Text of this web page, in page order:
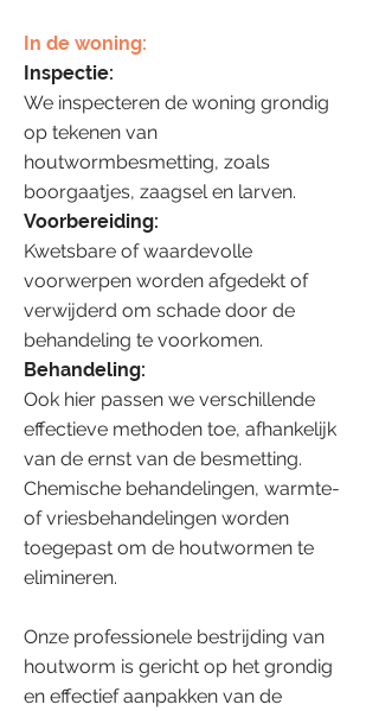
In de woning:
Inspectie:
We inspecteren de woning grondig
op tekenen van
houtwormbesmetting, zoals
boorgaatjes, zaagsel en larven.
Voorbereiding:
Kwetsbare of waardevolle
voorwerpen worden afgedekt of
verwijderd om schade door de
behandeling te voorkomen.
Behandeling:
Ook hier passen we verschillende
effectieve methoden toe, afhankelijk
van de ernst van de besmetting.
Chemische behandelingen, warmte-
of vriesbehandelingen worden
toegepast om de houtwormen te
elimineren.
Onze professionele bestrijding van
houtworm is gericht op het grondig
en effectief aanpakken van de